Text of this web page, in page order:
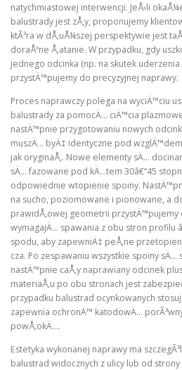
natychmiastowej interwencji. JeÅ›li
balustrady jest zÅ‚y, proponujemy
ktÃ³ra w dÅ‚uÅ¼szej perspektywie jest
doraÅºne Å‚atanie. W przypadku, gdy
jednego odcinka (np. na skutek
przystÄ™pujemy do precyzyjnej naprawy.
Proces naprawczy polega na wyciÄ™ciu
balustrady za pomocÄ… ciÄ™cia
nastÄ™pnie przygotowaniu nowych
muszÄ… byÄ‡ identyczne pod
jak oryginaÅ‚. Nowe elementy sÄ…
sÄ… fazowane pod kÄ…tem 30â€“45
odpowiednie wtopienie spoiny.
na sucho, poziomowane i pionowane, a
prawidÅ‚owej geometrii przystÄ™pujemy
wymagajÄ… spawania z obu stron profilu
spodu, aby zapewniÄ‡ peÅ‚ne
cza. Po zespawaniu wszystkie spoiny sÄ…
nastÄ™pnie caÅ‚y naprawiany odcinek
materiaÅ‚u po obu stronach jest
przypadku balustrad ocynkowanych
zapewnia ochronÄ™ katodowÄ…
powÅ‚okÄ….
Estetyka wykonanej naprawy ma
balustrad widocznych z ulicy lub od